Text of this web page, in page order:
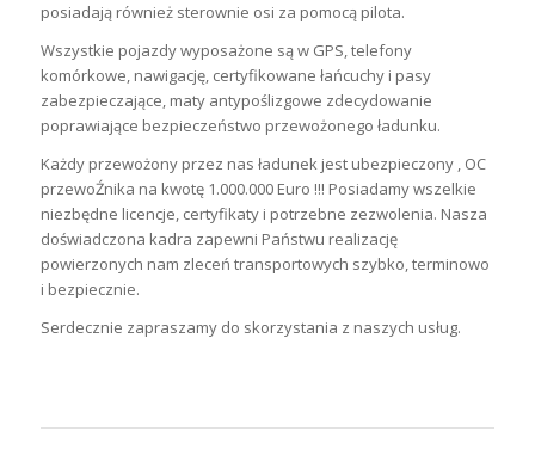
posiadają również sterownie osi za pomocą pilota.
Wszystkie pojazdy wyposażone są w GPS, telefony
komórkowe, nawigację, certyfikowane łańcuchy i pasy
zabezpieczające, maty antypoślizgowe zdecydowanie
poprawiające bezpieczeństwo przewożonego ładunku.
Każdy przewożony przez nas ładunek jest ubezpieczony , OC
przewoŹnika na kwotę 1.000.000 Euro !!! Posiadamy wszelkie
niezbędne licencje, certyfikaty i potrzebne zezwolenia. Nasza
doświadczona kadra zapewni Państwu realizację
powierzonych nam zleceń transportowych szybko, terminowo
i bezpiecznie.
Serdecznie zapraszamy do skorzystania z naszych usług.